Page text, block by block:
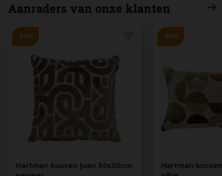
Aanraders van onze klanten
Hartman kussen juan 50x50cm
Hartman